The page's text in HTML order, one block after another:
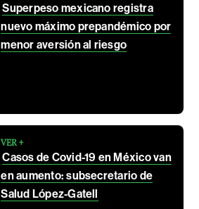
Superpeso mexicano registra
nuevo máximo prepandémico por
menor aversión al riesgo
VER +
Casos de Covid-19 en México van
en aumento: subsecretario de
Salud López-Gatell